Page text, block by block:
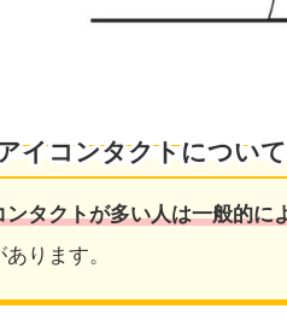
イコンタクトについて
ンタクトが多い人は一般的に
ります。